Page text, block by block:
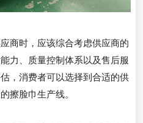
商时，应该综合考虑供应商的
力、质量控制体系以及售后服
，消费者可以选择到合适的供
擦脸巾生产线。